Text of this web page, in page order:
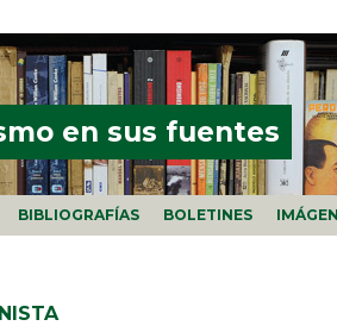
en sus fuentes
BIBLIOGRAFÍAS BOLETINES
AQUÍ